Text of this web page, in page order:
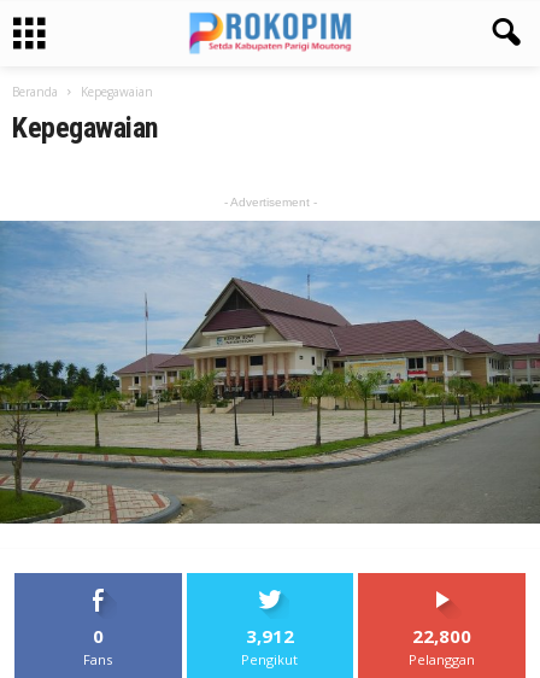
Beranda Kepegawaian
Kepegawaian
- Advertisement -
0
Fans
3,912
Pengikut
22,800
Pelanggan